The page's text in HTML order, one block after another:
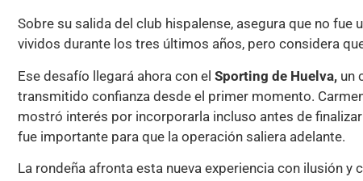
Sobre su salida del club hispalense, asegura que no
vividos durante los tres últimos años, pero considera
Ese desafío llegará ahora con el Sporting de Huelva, un
transmitido confianza desde el primer momento.
mostró interés por incorporarla incluso antes de
fue importante para que la operación saliera adelante.
La rondeña afronta esta nueva experiencia con ilusión